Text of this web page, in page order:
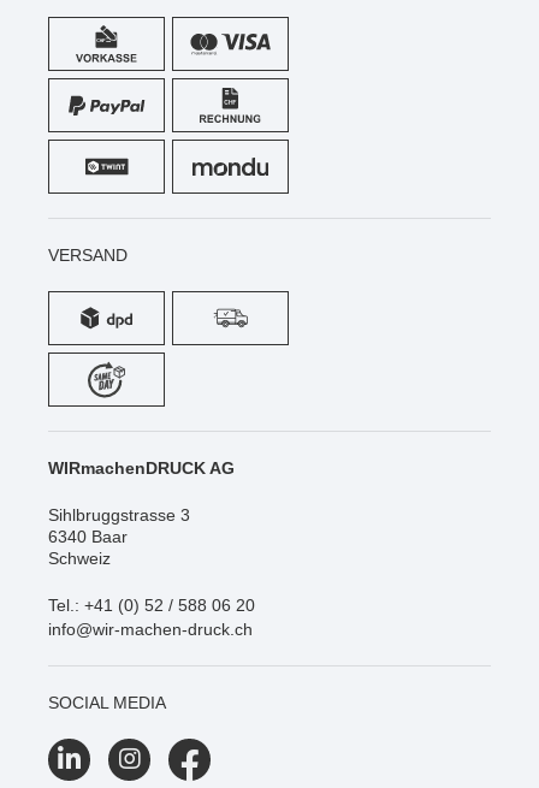
VERSAND
WIRmachenDRUCK AG
Sihlbruggstrasse 3
6340 Baar
Schweiz
Tel.: +41 (0) 52 / 588 06 20
info@wir-machen-druck.ch
SOCIAL MEDIA